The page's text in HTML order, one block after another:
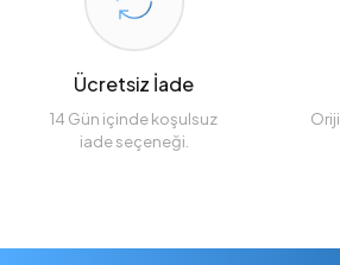
Ücretsiz İade
14 Gün içinde koşulsuz
iade seçeneği.